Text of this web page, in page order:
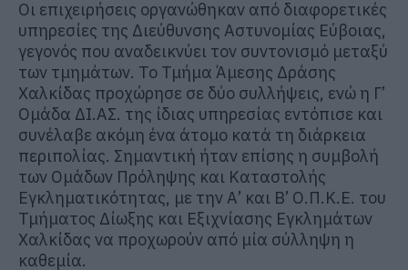
Οι επιχειρήσεις οργανώθηκαν από διαφορετικές
υπηρεσίες της Διεύθυνσης Αστυνομίας Εύβοιας,
γεγονός που αναδεικνύει τον συντονισμό μεταξύ
των τμημάτων. Το Τμήμα Άμεσης Δράσης
Χαλκίδας προχώρησε σε δύο συλλήψεις, ενώ η Γ’
Ομάδα ΔΙ.ΑΣ. της ίδιας υπηρεσίας εντόπισε και
συνέλαβε ακόμη ένα άτομο κατά τη διάρκεια
περιπολίας. Σημαντική ήταν επίσης η συμβολή
των Ομάδων Πρόληψης και Καταστολής
Εγκληματικότητας, με την Α’ και Β’ Ο.Π.Κ.Ε. του
Τμήματος Δίωξης και Εξιχνίασης Εγκλημάτων
Χαλκίδας να προχωρούν από μία σύλληψη η
καθεμία.